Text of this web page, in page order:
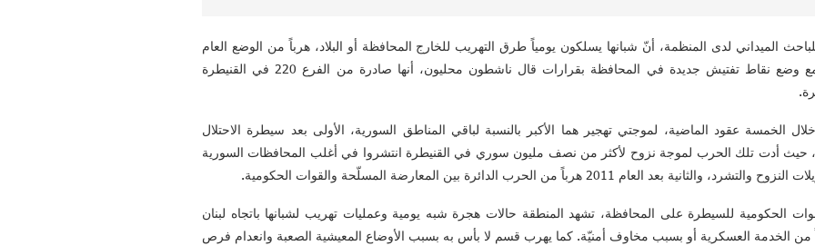
الميداني لدى المنظمة، أنّ شبانها يسلكون يومياً طرق التهريب للخارج المحافظة أو البلاد، هرباً من الوضع العام
في المحافظة، وقد ازداد الأمر سوءاً مع وضع نقاط تفتيش جديدة في المحافظة بقرارات قال ناشطون محليون، أنها صادرة من الفرع 220 في القنيطرة
عقود الماضية، لموجتي تهجير هما الأكبر بالنسبة لباقي المناطق السورية، الأولى بعد سيطرة الاحتلال
قسمها الأكبر، حيث أدت تلك الحرب لموجة نزوح لأكثر من نصف مليون سوري في القنيطرة انتشروا في أغلب المحافظات السورية
2011 هرباً من الحرب الدائرة بين المعارضة المسلّحة والقوات الحكومية.
الحكومية للسيطرة على المحافظة، تشهد المنطقة حالات هجرة شبه يومية وعمليات تهريب لشبانها باتجاه لبنان
من الخدمة العسكرية أو بسبب مخاوف أمنيّة. كما يهرب قسم لا بأس به بسبب الأوضاع المعيشية الصعبة وانعدام فرص